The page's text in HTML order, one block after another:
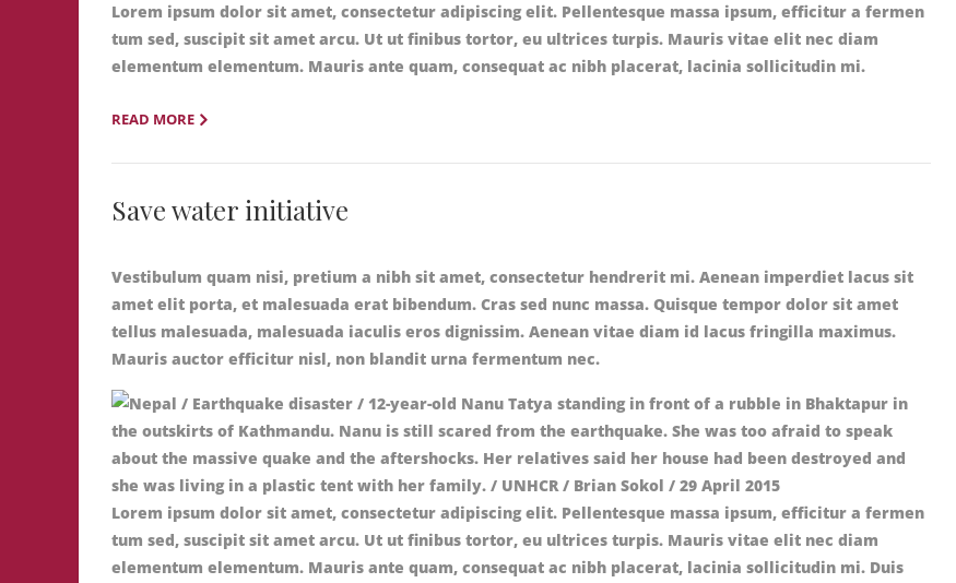
Lorem ipsum dolor sit amet, consectetur adipiscing elit. Pellentesque massa ipsum, efficitur a fermen
tum sed, suscipit sit amet arcu. Ut ut finibus tortor, eu ultrices turpis. Mauris vitae elit nec diam
elementum elementum. Mauris ante quam, consequat ac nibh placerat, lacinia sollicitudin mi.
READ MORE
Save water initiative
Vestibulum quam nisi, pretium a nibh sit amet, consectetur hendrerit mi. Aenean imperdiet lacus sit
amet elit porta, et malesuada erat bibendum. Cras sed nunc massa. Quisque tempor dolor sit amet
tellus malesuada, malesuada iaculis eros dignissim. Aenean vitae diam id lacus fringilla maximus.
Mauris auctor efficitur nisl, non blandit urna fermentum nec.
Lorem ipsum dolor sit amet, consectetur adipiscing elit. Pellentesque massa ipsum, efficitur a fermen
tum sed, suscipit sit amet arcu. Ut ut finibus tortor, eu ultrices turpis. Mauris vitae elit nec diam
elementum elementum. Mauris ante quam, consequat ac nibh placerat, lacinia sollicitudin mi. Duis